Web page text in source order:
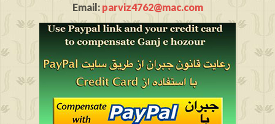
Email: parviz4762@mac.com